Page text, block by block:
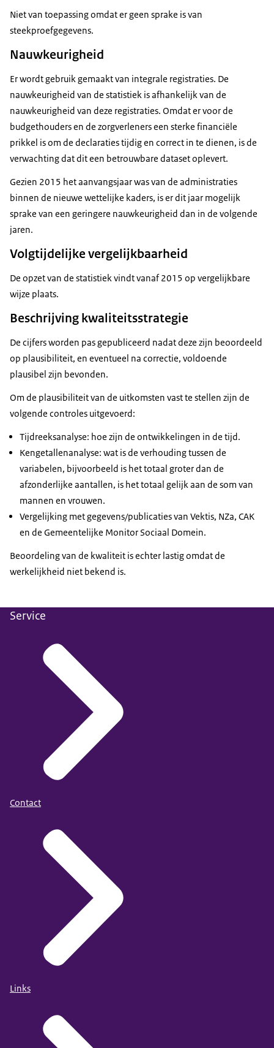
Niet van toepassing omdat er geen sprake is van
steekproefgegevens.
Nauwkeurigheid
Er wordt gebruik gemaakt van integrale registraties. De
nauwkeurigheid van de statistiek is afhankelijk van de
nauwkeurigheid van deze registraties. Omdat er voor de
budgethouders en de zorgverleners een sterke financiële
prikkel is om de declaraties tijdig en correct in te dienen, is de
verwachting dat dit een betrouwbare dataset oplevert.
Gezien 2015 het aanvangsjaar was van de administraties
binnen de nieuwe wettelijke kaders, is er dit jaar mogelijk
sprake van een geringere nauwkeurigheid dan in de volgende
jaren.
Volgtijdelijke vergelijkbaarheid
De opzet van de statistiek vindt vanaf 2015 op vergelijkbare
wijze plaats.
Beschrijving kwaliteitsstrategie
De cijfers worden pas gepubliceerd nadat deze zijn beoordeeld
op plausibiliteit, en eventueel na correctie, voldoende
plausibel zijn bevonden.
Om de plausibiliteit van de uitkomsten vast te stellen zijn de
volgende controles uitgevoerd:
Tijdreeksanalyse: hoe zijn de ontwikkelingen in de tijd.
Kengetallenanalyse: wat is de verhouding tussen de
variabelen, bijvoorbeeld is het totaal groter dan de
afzonderlijke aantallen, is het totaal gelijk aan de som van
mannen en vrouwen.
Vergelijking met gegevens/publicaties van Vektis, NZa, CAK
en de Gemeentelijke Monitor Sociaal Domein.
Beoordeling van de kwaliteit is echter lastig omdat de
werkelijkheid niet bekend is.
Service
Contact
Links